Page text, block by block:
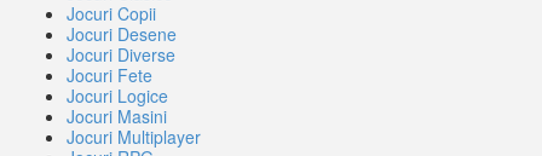
Jocuri Copii
Jocuri Desene
Jocuri Diverse
Jocuri Fete
Jocuri Logice
Jocuri Masini
Jocuri Multiplayer